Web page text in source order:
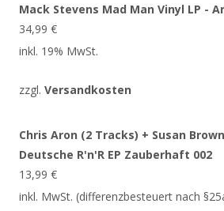
Mack Stevens Mad Man Vinyl LP -
34,99 €
inkl. 19% MwSt.
zzgl. Versandkosten
Chris Aron (2 Tracks) + Susan
Deutsche R'n'R EP Zauberhaft 002
13,99 €
inkl. MwSt. (differenzbesteuert nach